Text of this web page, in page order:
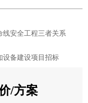
线安全工程三者关系
设备建设项目招标
/方案